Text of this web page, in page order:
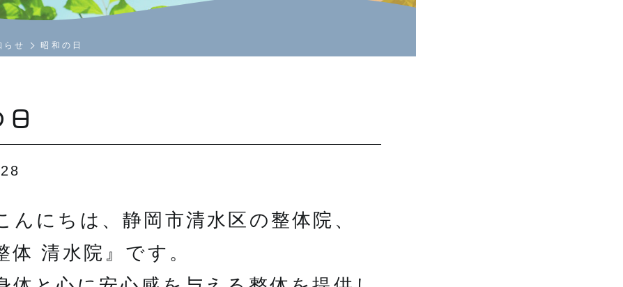
らせ 昭和の日
んにちは、静岡市清水区の整体院、
体 清水院』です。